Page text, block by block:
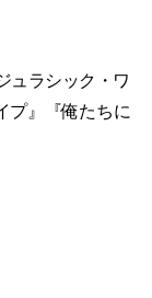
ュラシック・ワ
プ』『俺たちに